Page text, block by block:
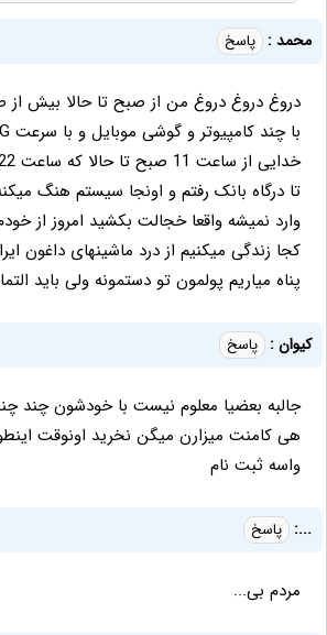
محمد : پاسخ
دروغ دروغ دروغ من از صبح تا حالا بیش از
تا درگاه بانک رفتم و اونجا سیستم هنگ
وارد نمیشه واقعا خجالت بکشید امروز از
کجا زندگی میکنیم از درد ماشینهای داغون
پناه میاریم پولمون تو دستمونه ولی باید
کیوان : پاسخ
جالبه بعضیا معلوم نیست با خودشون چند
هی کامنت میزارن میگن نخرید اونوقت
واسه ثبت نام
...: پاسخ
مردم بی...